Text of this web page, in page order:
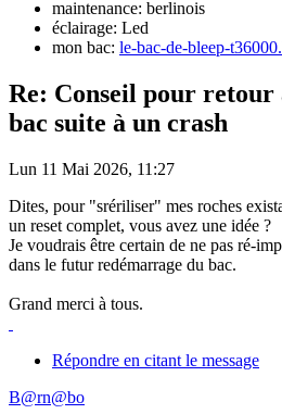
maintenance: berlinois
éclairage: Led
mon bac: le-bac-de-bleep-
Re: Conseil pour retour
bac suite à un crash
Lun 11 Mai 2026, 11:27
Dites, pour "srériliser" mes roches
un reset complet, vous avez une idée ?
Je voudrais être certain de ne pas ré-
dans le futur redémarrage du bac.
Grand merci à tous.
Répondre en citant le message
B@rn@bo